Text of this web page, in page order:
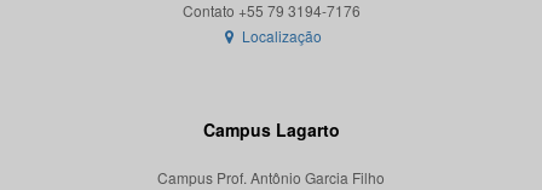
Localização
Campus Lagarto
Campus Prof. Antônio Garcia Filho